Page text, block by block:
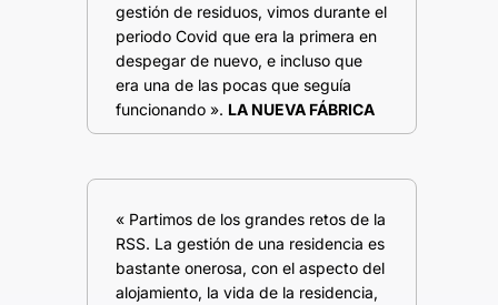
gestión de residuos, vimos durante el
periodo Covid que era la primera en
despegar de nuevo, e incluso que
era una de las pocas que seguía
funcionando ». LA NUEVA FÁBRICA
« Partimos de los grandes retos de la
RSS. La gestión de una residencia es
bastante onerosa, con el aspecto del
alojamiento, la vida de la residencia,